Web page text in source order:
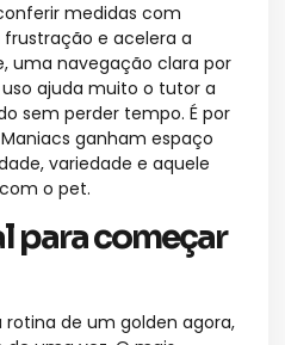
medidas com
frustração e acelera a
uma navegação clara por
ajuda muito o tutor a
sem perder tempo. É por
ganham espaço
variedade e aquele
o pet.
para começar
de um golden agora,